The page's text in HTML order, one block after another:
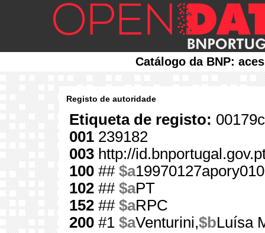
Catálogo da BNP:
Registo de autoridade
Etiqueta de registo:
001 239182
003 http://
100 ## $a
102 ## $aPT
152 ## $aRPC
200 #1 $aVenturini,$bLuísa